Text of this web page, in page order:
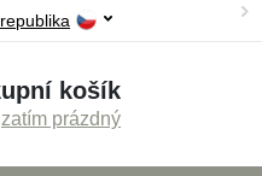
košík
zatím prázdný